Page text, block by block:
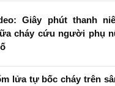
Giây phút thanh
cháy cứu người phụ
lửa tự bốc cháy trên